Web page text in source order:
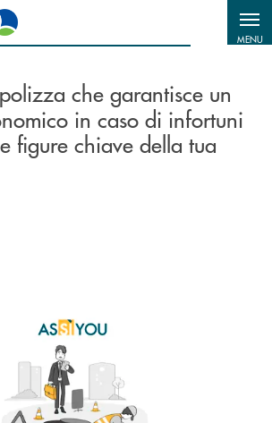
MENU
che garantisce un
in caso di infortuni
figure chiave della tua